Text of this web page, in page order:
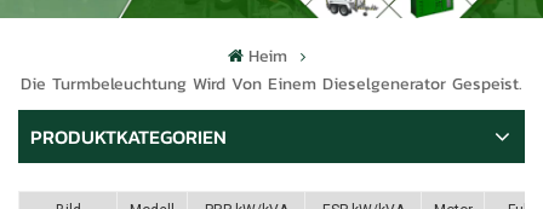
Heim
Die Turmbeleuchtung Wird Von Einem Dieselgenerator Gespeist.
PRODUKTKATEGORIEN